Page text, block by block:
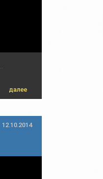
далее
12.10.2014